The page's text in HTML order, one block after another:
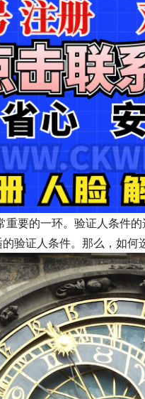
要的一环。验证人条件
验证人条件。那么，如何